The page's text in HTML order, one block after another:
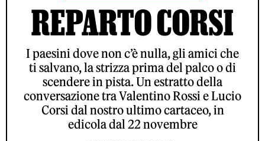
REPARTO CORSI
I paesini dove non c’è nulla, gli amici che
ti salvano, la strizza prima del palco o di
scendere in pista. Un estratto della
conversazione tra Valentino Rossi e Lucio
Corsi dal nostro ultimo cartaceo, in
edicola dal 22 novembre